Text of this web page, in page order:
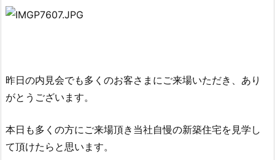
昨日の内見会でも多くのお客さまにご来場いただき、あり
がとうございます。
本日も多くの方にご来場頂き当社自慢の新築住宅を見学し
て頂けたらと思います。